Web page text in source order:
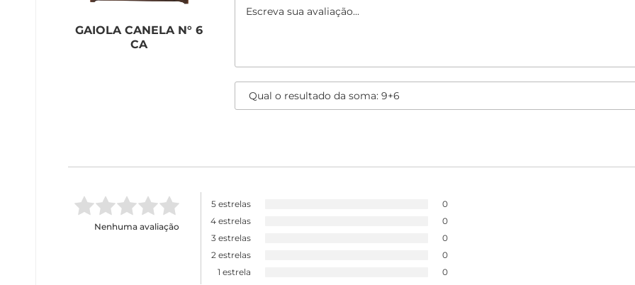
GAIOLA CANELA N° 6
CA
Nenhuma avaliação
5 estrelas
0
4 estrelas
0
3 estrelas
0
2 estrelas
0
1 estrela
0